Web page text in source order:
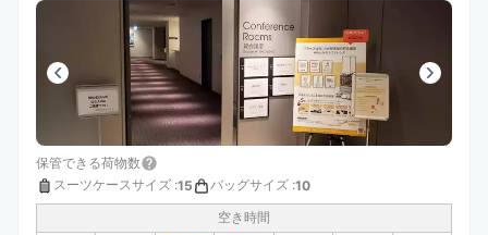
保管できる荷物数
スーツケースサイズ :15 バッグサイズ :10
空き時間